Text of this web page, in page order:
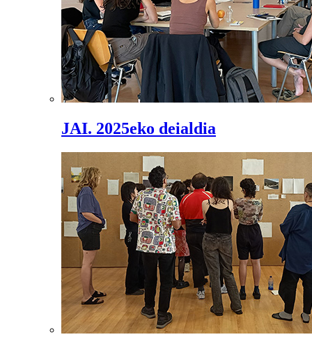
JAI. 2025eko deialdia